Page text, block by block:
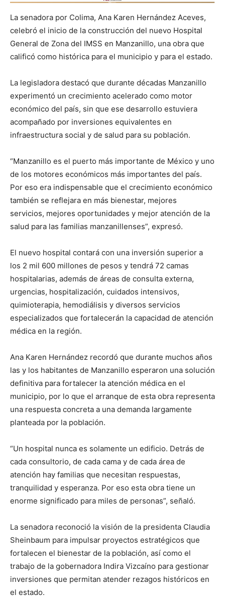
La senadora por Colima, Ana Karen Hernández Aceves,
celebró el inicio de la construcción del nuevo Hospital
General de Zona del IMSS en Manzanillo, una obra que
calificó como histórica para el municipio y para el estado.
La legisladora destacó que durante décadas Manzanillo
experimentó un crecimiento acelerado como motor
económico del país, sin que ese desarrollo estuviera
acompañado por inversiones equivalentes en
infraestructura social y de salud para su población.
“Manzanillo es el puerto más importante de México y uno
de los motores económicos más importantes del país.
Por eso era indispensable que el crecimiento económico
también se reflejara en más bienestar, mejores
servicios, mejores oportunidades y mejor atención de la
salud para las familias manzanillenses”, expresó.
El nuevo hospital contará con una inversión superior a
los 2 mil 600 millones de pesos y tendrá 72 camas
hospitalarias, además de áreas de consulta externa,
urgencias, hospitalización, cuidados intensivos,
quimioterapia, hemodiálisis y diversos servicios
especializados que fortalecerán la capacidad de atención
médica en la región.
Ana Karen Hernández recordó que durante muchos años
las y los habitantes de Manzanillo esperaron una solución
definitiva para fortalecer la atención médica en el
municipio, por lo que el arranque de esta obra representa
una respuesta concreta a una demanda largamente
planteada por la población.
“Un hospital nunca es solamente un edificio. Detrás de
cada consultorio, de cada cama y de cada área de
atención hay familias que necesitan respuestas,
tranquilidad y esperanza. Por eso esta obra tiene un
enorme significado para miles de personas”, señaló.
La senadora reconoció la visión de la presidenta Claudia
Sheinbaum para impulsar proyectos estratégicos que
fortalecen el bienestar de la población, así como el
trabajo de la gobernadora Indira Vizcaíno para gestionar
inversiones que permitan atender rezagos históricos en
el estado.